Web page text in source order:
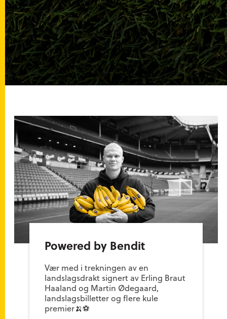
Powered by Bendit
Vær med i trekningen av en
landslagsdrakt signert av Erling Braut
Haaland og Martin Ødegaard,
landslagsbilletter og flere kule
premier🍌⚽